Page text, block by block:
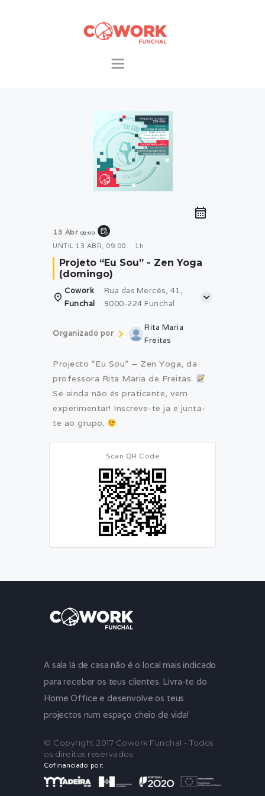
PACOTES &
EXTRAS
COWORKERS
EVENTOS
13 Abr 08:00 event_repeat
UNTIL 13 ABR, 09:00 1h
Projeto “Eu Sou” - Zen Yoga
(domingo)
Cowork
Funchal
Rua das Mercês, 41,
9000-224 Funchal
Organizado por
Rita Maria
Freitas
Projecto “Eu Sou” – Zen Yoga, da
professora Rita Maria de Freitas.
Se ainda não és praticante, vem
experimentar! Inscreve-te já e junta-
te ao grupo.
Scan QR Code
A sala lá de casa não é o local mais indicado
para receber os teus clientes. Livra-te do
Home Office e desenvolve os teus
projectos num espaço cheio de vida!
© Copyright 2017 Cowork Funchal - Todos
os direitos reservados
Cofinanciado por: